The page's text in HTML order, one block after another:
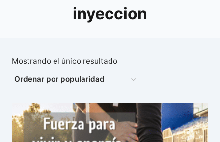
inyeccion
Mostrando el único resultado